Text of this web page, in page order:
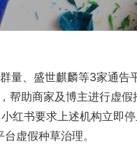
量、盛世麒麟等3家通告
帮助商家及博主进行虚
红书要求上述机构立即
虚假种草治理。